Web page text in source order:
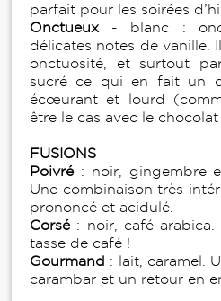
parfait pour les soirées
Onctueux - blanc :
délicates notes de vanille.
onctuosité, et surtout
sucré ce qui en fait un
écœurant et lourd
être le cas avec le chocolat
FUSIONS
Poivré: noir, gingembre
Une combinaison très
prononcé et acidulé.
Corsé: noir, café arabica.
tasse de café !
Gourmand : lait, caramel.
carambar et un retour en